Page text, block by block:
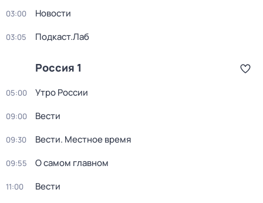
03:00 Новости
03:05 Подкаст.Лаб
Россия 1
05:00 Утро России
09:00 Вести
09:30 Вести. Местное время
09:55 О самом главном
11:00 Вести